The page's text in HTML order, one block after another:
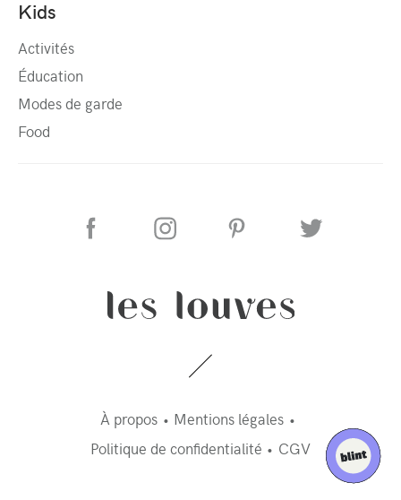
Kids
Activités
Éducation
Modes de garde
Food
À propos
Mentions légales
Politique de confidentialité
CGV